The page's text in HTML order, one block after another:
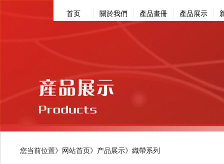
首页 關於我們 產品畫冊 產品展示
您当前位置》 网站首页》 产品展示》 織帶系列